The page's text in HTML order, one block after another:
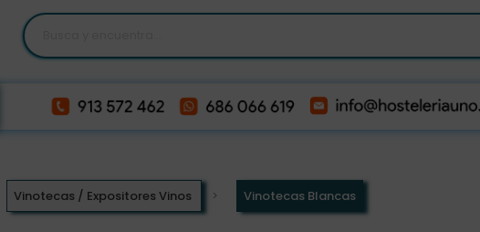
Vinotecas / Expositores Vinos Vinotecas Blancas